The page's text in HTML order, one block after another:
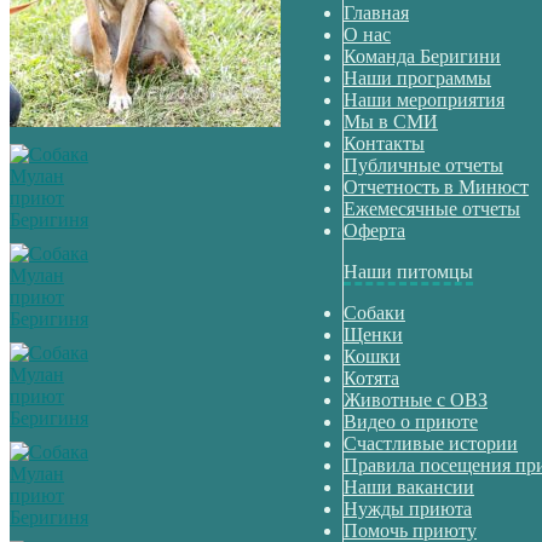
Главная
О нас
Команда Беригини
Наши программы
Наши мероприятия
Мы в СМИ
Контакты
Публичные отчеты
Отчетность в Минюст
Ежемесячные отчеты
Оферта
Наши питомцы
Собаки
Щенки
Кошки
Котята
Животные с ОВЗ
Видео о приюте
Счастливые истории
Правила посещения
Наши вакансии
Нужды приюта
Помочь приюту